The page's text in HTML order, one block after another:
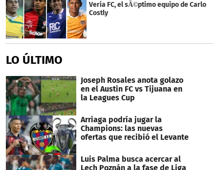
Veria FC, el sÃ©ptimo equipo de Carlo
Costly
LO ÚLTIMO
Joseph Rosales anota golazo
en el Austin FC vs Tijuana en
la Leagues Cup
Arriaga podría jugar la
Champions: las nuevas
ofertas que recibió el Levante
Luis Palma busca acercar al
Lech Poznán a la fase de Liga